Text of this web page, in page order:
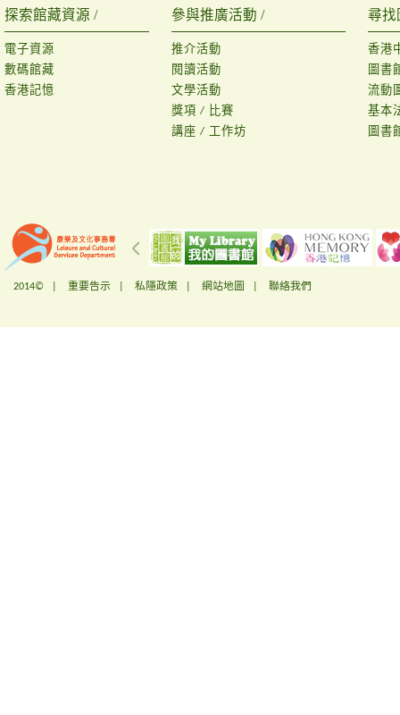
探索館藏資源 /
電子資源
數碼館藏
香港記憶
參與推廣活動 /
推介活動
閱讀活動
文學活動
獎項 / 比賽
講座 / 工作坊
尋找
香港
圖書
流動
基本
圖書
2014© | 重要告示 私隱政策 網站地圖 聯絡我們